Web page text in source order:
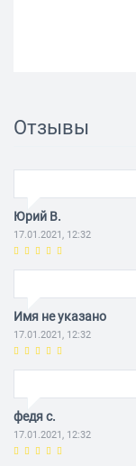
Отзывы
Юрий В.
17.01.2021, 12:32
Имя не указано
17.01.2021, 12:32
федя с.
17.01.2021, 12:32